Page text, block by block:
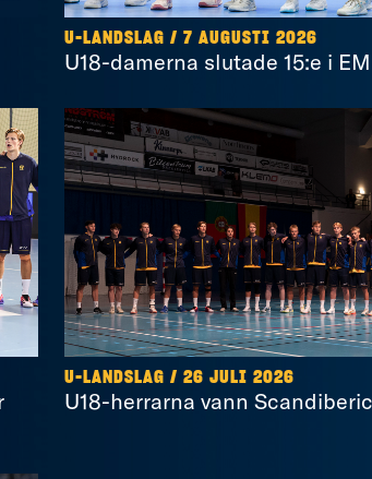
U-LANDSLAG /7 AUGUSTI 2026
U18-damerna slutade 15:e i EM
U-LANDSLAG /26 JULI 2026
U18-herrarna vann